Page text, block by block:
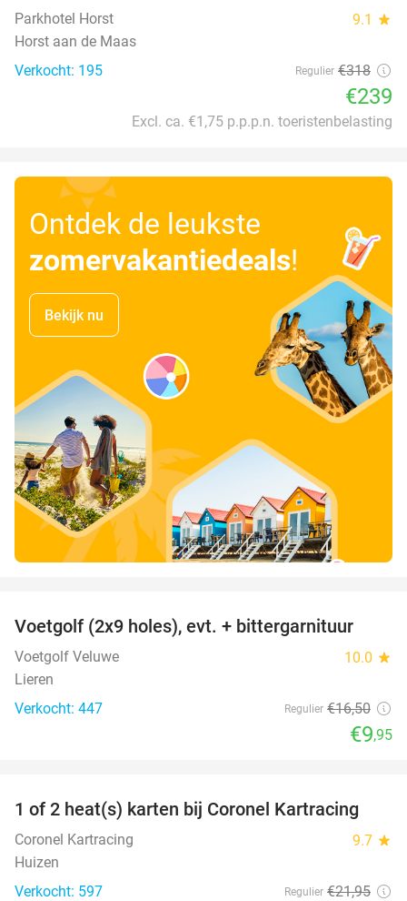
Parkhotel Horst 9.1 star
Horst aan de Maas
Verkocht: 195
Regulier €318
€239
Excl. ca. €1,75 p.p.p.n. toeristenbelasting
Ontdek de leukste
zomervakantiedeals!
Bekijk nu
40%
Voetgolf (2x9 holes), evt. + bittergarnituur
Voetgolf Veluwe 10.0 star
Lieren
Verkocht: 447
Regulier €16,50
€9,95
23%
1 of 2 heat(s) karten bij Coronel Kartracing
Coronel Kartracing 9.7 star
Huizen
Verkocht: 597
Regulier €21,95